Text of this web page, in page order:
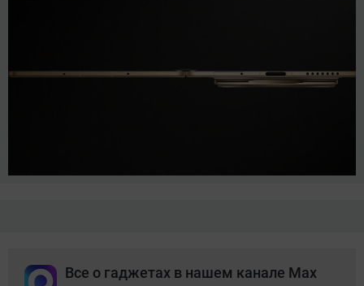
Все о гаджетах в нашем канале Max